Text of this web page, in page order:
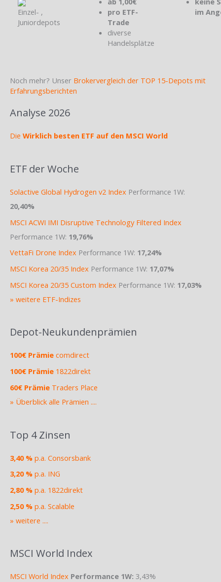
Einzel- ,
Juniordepots
pro ETF-
Trade
diverse
Handelsplätze
im
Noch mehr? Unser Brokervergleich der TOP 15-Depots mit
Erfahrungsberichten
Analyse 2026
Die Wirklich besten ETF auf den MSCI World
ETF der Woche
Solactive Global Hydrogen v2 Index Performance 1W:
20,40%
MSCI ACWI IMI Disruptive Technology Filtered Index
Performance 1W: 19,76%
VettaFi Drone Index Performance 1W: 17,24%
MSCI Korea 20/35 Index Performance 1W: 17,07%
MSCI Korea 20/35 Custom Index Performance 1W: 17,03%
» weitere ETF-Indizes
Depot-Neukundenprämien
100€ Prämie comdirect
100€ Prämie 1822direkt
60€ Prämie Traders Place
» Überblick alle Prämien ....
Top 4 Zinsen
3,40 % p.a. Consorsbank
3,20 % p.a. ING
2,80 % p.a. 1822direkt
2,50 % p.a. Scalable
» weitere ....
MSCI World Index
MSCI World Index Performance 1W: 3,43%